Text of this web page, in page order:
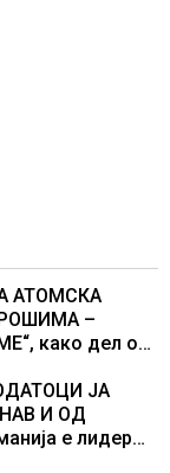
АТОМСКА
–
како дел од
го
го промени
ЈА
И ОД
е лидер